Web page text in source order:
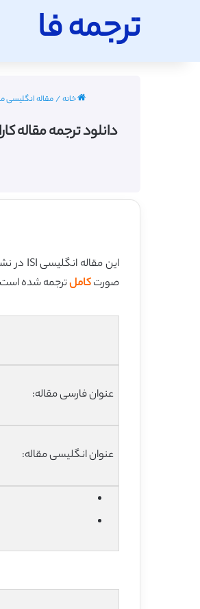
ترجمه فا
خانه/مقاله انگلیسی
دانلود ترجمه مقاله
این مقاله انگلیسی ISI در نشریه ساینس دایرکت (الزویر) در 11 صفحه در سال 2016 منتشر شده و ترجمه آن 24 صفحه میباشد. کیفیت ترجمه این مقاله ویژه – طلایی
صورتکاملترجمه شده
عنوان فارسی مقاله:
عنوان انگلیسی مقاله: